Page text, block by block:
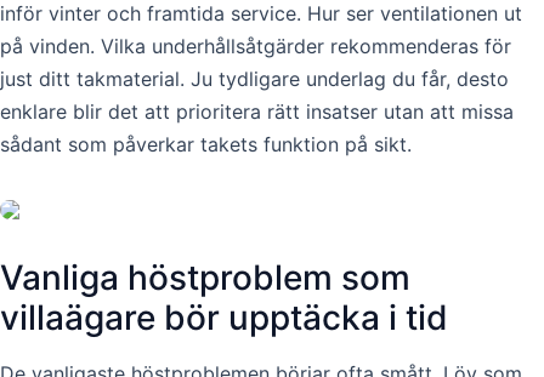
inför vinter och framtida service. Hur ser ventilationen ut
på vinden. Vilka underhållsåtgärder rekommenderas för
just ditt takmaterial. Ju tydligare underlag du får, desto
enklare blir det att prioritera rätt insatser utan att missa
sådant som påverkar takets funktion på sikt.
Vanliga höstproblem som
villaägare bör upptäcka i tid